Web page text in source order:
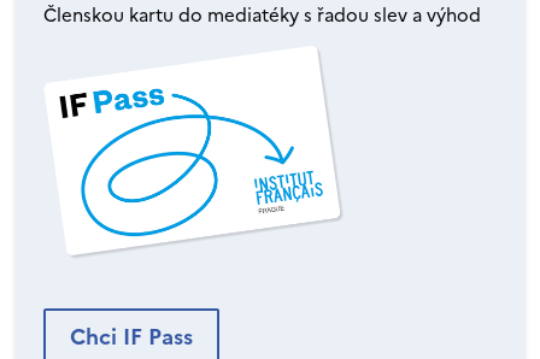
Členskou kartu do mediatéky s řadou slev a výhod
Chci IF Pass